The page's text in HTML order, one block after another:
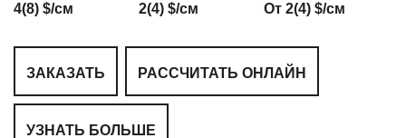
4(8) $/см
2(4) $/см
От 2(4) $/см
ЗАКАЗАТЬ РАССЧИТАТЬ ОНЛАЙН
УЗНАТЬ БОЛЬШЕ